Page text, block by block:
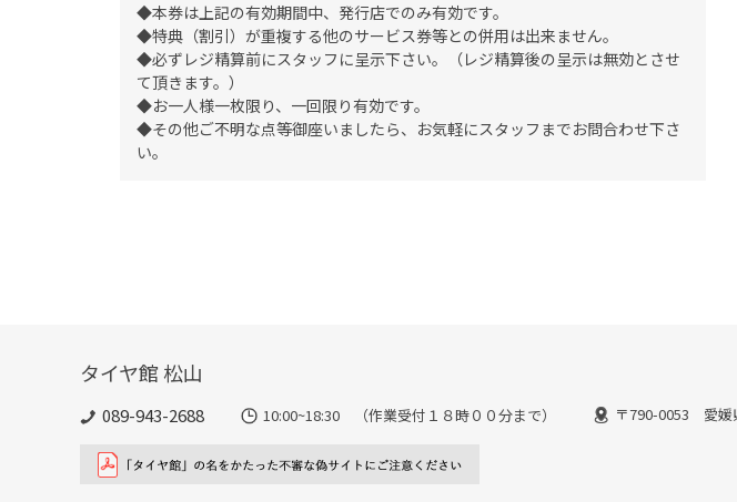
◆本券は上記の有効期間中、発行店でのみ有効です。
◆特典（割引）が重複する他のサービス券等との併用は出来ません。
◆必ずレジ精算前にスタッフに呈示下さい。（レジ精算後の呈示は無効とさせ
て頂きます。）
◆お一人様一枚限り、一回限り有効です。
◆その他ご不明な点等御座いましたら、お気軽にスタッフまでお問合わせ下さ
い。
タイヤ館 松山
089-943-2688 10:00~18:30 （作業受付１８時００分まで） 〒790-0053 愛媛